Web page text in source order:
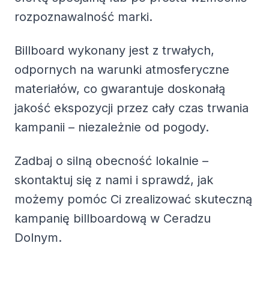
rozpoznawalność marki.
Billboard wykonany jest z trwałych,
odpornych na warunki atmosferyczne
materiałów, co gwarantuje doskonałą
jakość ekspozycji przez cały czas trwania
kampanii – niezależnie od pogody.
Zadbaj o silną obecność lokalnie –
skontaktuj się z nami i sprawdź, jak
możemy pomóc Ci zrealizować skuteczną
kampanię billboardową w Ceradzu
Dolnym.